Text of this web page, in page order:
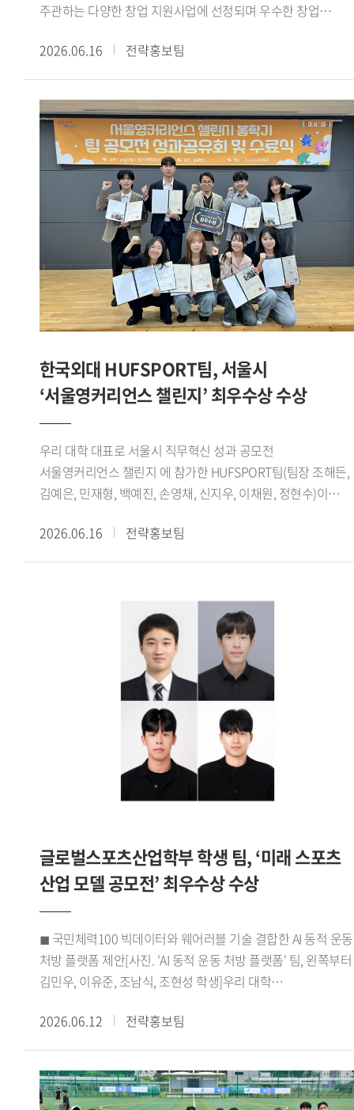
주관하는 다양한 창업 지원사업에 선정되며 우수한 창업
예비창업패키지를 포함한 4개 창업 지원사업에 선정된 데 이어,
교내 학생창업팀들의 성과가 이어지고 있다. PICKIN 팀은
아산두어스와 Grand-K 창업학교에 동시 선정됐으며, 커넥트인
팀은 청년창업사관학교에 이름을 올렸다.[사진. SBS
모닝와이드 방송 화면 캡처 / 서울캠퍼스 HUFS Start-up
Platform 소속 학생창업팀 카인디 ]또한 카인디 팀은
서울시립대 캠퍼스타운, 2026 여성벤처활성화지원사업,
서울시립대학교 임팩트 프로토타이핑 프로그램 등 3개 사업에
선정됐다. 이 밖에도 야라바디 팀은 모두의창업에, 할랄서울
팀은 학생 창업유망팀 300+에, CYCLE-B 팀은 성남청년 창업
역량강화 프로젝트 THE 와플 4기에 각각 선정되며 다양한
분야에서 성과를 거두고 있다.[사진. 성남청년 창업 역량강화
프로젝트 THE 와플 4기에 선정된 글로벌캠퍼스 HUFS Start-
up Platform 소속 CYCLE-B 팀]이번에 선정된 학생창업팀들은
다양한 분야에서 사업 아이템을 선보이고 있다. 이는 우리 대학
학생 창업가들이 보유한 폭넓은 시야와 사업화 역량을
창업 공간 제공 등 다양한 지원 프로그램을 운영하고 있다.
선정된 학생창업팀에는 최대 2개 학기 동안 혜택이 제공되며,
전문가 특강과 창업 실무 교육 등 창업 역량 강화를 위한
프로그램도 함께 지원된다.오세홍 글로벌창업지원단장은 이번
성과는 특정 분야에 국한되지 않고 기술, 문화, 플랫폼 등
다채로운 영역에서 학생들의 창의적인 아이디어와 열정이
생태계를 더욱 공고히 하고, 학생들이 혁신 창업가로 성장할 수
있도록 체계적이고 아낌없는 지원을 이어가겠다 고 전했다.
2026.06.16 전략홍보팀
한국외대 HUFSPORT팀, 서울시
‘서울영커리언스 챌린지’ 최우수상 수상
우리 대학 대표로 서울시 직무혁신 성과 공모전
서울영커리언스 챌린지 에 참가한 HUFSPORT팀(팀장 조해든,
김예은, 민재형, 백예진, 손영채, 신지우, 이채원, 정현수)이
는 기업이 제시한 실제 과제를 청년들이 팀 단위로 수행하며
문제 해결 능력과 실무 역량을 기르는 프로그램이다. 올해
8개 팀 64명이 선발됐다. 참가자들은 지난 3월 24일부터 6월
6일까지 약 10주간 프로젝트를 수행했으며, 6월 6일
서울글로벌센터 국제회의실에서 열린 성과공유회 및
수료식에서 최종 결과를 발표했다.HUFSPORT팀은 수출
경험이 없는 국내 중소기업 3개사를 대상으로 수출 인프라
구축, 해외 바이어 발굴, 화상 미팅 등 해외영업 전 과정을 직접
수행했다. 특히 기업별 산업 특성을 분석해 적합한 해외 시장을
발굴하고 맞춤형 진출 전략을 수립해 참여 기업 모두의 현지
바이어 미팅을 성사시키며 우수한 성과를 거뒀다. 이 같은
성과를 바탕으로 HUFSPORT팀은 최우수상을 수상하며 실무
적용하며 글로벌 비즈니스 역량을 키울 수 있었다 며 팀원들과
긴밀하게 소통하고 협력하며 문제를 해결해 온 결과
최우수상이라는 뜻깊은 성과를 거둘 수 있어 더욱 의미 있는
대학일자리플러스본부(본부장 신근혜)는 앞으로도 서울시
서울영커리언스 사업에 참여해 학생들에게 실무 중심의 직무
경험 기회를 제공할 예정이다. 또한 고용노동부 재학생 맞춤형
진로 취업 역량 강화를 적극 지원할 계획이다.
2026.06.16 전략홍보팀
글로벌스포츠산업학부 학생 팀, ‘미래 스포츠
산업 모델 공모전’ 최우수상 수상
◼ 국민체력100 빅데이터와 웨어러블 기술 결합한 AI 동적 운동
처방 플랫폼 제안[사진. 'AI 동적 운동 처방 플랫폼' 팀, 왼쪽부터
김민우, 이유준, 조남식, 조현성 학생]우리 대학
동적 운동 처방 플랫폼 팀(김민우 이유준 조남식 조현성)이 지난
5월 21일 한국문화스포츠학회가 주최한 미래 스포츠 산업 모델
공모전 바이오헬스 부문에서 최우수상을 수상했다.이번
공모전은 디지털 헬스케어 기술과 공공데이터를 활용해 국민
2026.06.12 전략홍보팀